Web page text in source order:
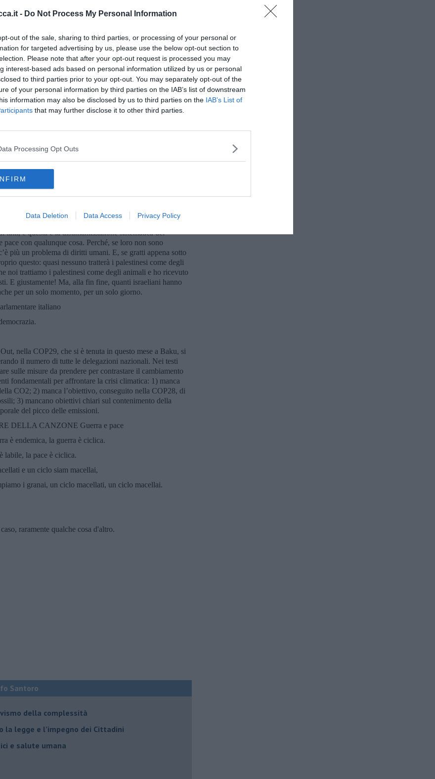
- Do Not Process My Personal Information
out of the sale, sharing to third parties, or processing of your personal or
for targeted advertising by us, please use the below opt-out section to
Please note that after your opt-out request is processed you may
interest-based ads based on personal information utilized by us or personal
to third parties prior to your opt-out. You may separately opt-out of the
of your personal information by third parties on the IAB’s list of downstream
information may also be disclosed by us to third parties on the IAB’s List of
that may further disclose it to other third parties.
Processing Opt Outs
Data Deletion Data Access Privacy Policy
la Russia in pochi secondi!
un supermissile che non è possibile intercettare.
lui definisce apertamente uno Stato di apartheid. Accusa
Cisgiordania. Invoca delle sanzioni internazionali contro
la terra che è stata loro rubata.
la coscienza in pace nonostante la palese ingiustizia che
israeliana si è circondata di protezioni, non soltanto di
citare i tre principi che permettono a noi israeliani di
sono convinti che noi siamo il popolo eletto. E, siccome
quello che vogliamo.
più brutali della nostra, occupazioni persino più
un’occupazione in cui l’occupante si presentasse
premier israeliana che ha detto che dopo l’Olocausto
volevano.
e questa è la disumanizzazione sistematica dei
con qualunque cosa. Perché, se loro non sono
più un problema di diritti umani. E, se gratti appena sotto
questo: quasi nessuno tratterà i palestinesi come degli
noi trattiamo i palestinesi come degli animali e ho ricevuto
E giustamente! Ma, alla fin fine, quanti israeliani hanno
per un solo momento, per un solo giorno.
italiano
nella COP29, che si è tenuta in questo mese a Baku, si
il numero di tutte le delegazioni nazionali. Nei testi
sulle misure da prendere per contrastare il cambiamento
fondamentali per affrontare la crisi climatica: 1) manca
CO2; 2) manca l’obiettivo, conseguito nella COP28, di
3) mancano obiettivi chiari sul contenimento della
del picco delle emissioni.
DELLA CANZONE Guerra e pace
è endemica, la guerra è ciclica.
labile, la pace è ciclica.
e un ciclo siam macellai,
i granai, un ciclo macellati, un ciclo macellai.
raramente qualche cosa d'altro.
Santoro
della complessità
legge e l’impegno dei Cittadini
e salute umana